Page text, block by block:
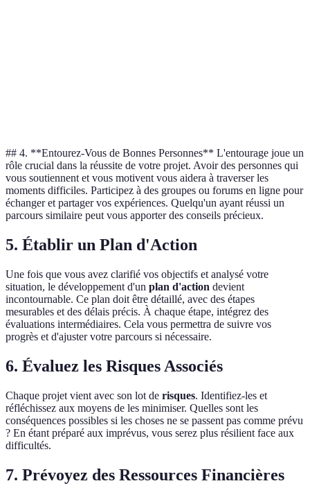
## 4. **Entourez-Vous de Bonnes Personnes** L'entourage joue un
rôle crucial dans la réussite de votre projet. Avoir des personnes qui
vous soutiennent et vous motivent vous aidera à traverser les
moments difficiles. Participez à des groupes ou forums en ligne pour
échanger et partager vos expériences. Quelqu'un ayant réussi un
parcours similaire peut vous apporter des conseils précieux.
5. Établir un Plan d'Action
Une fois que vous avez clarifié vos objectifs et analysé votre
situation, le développement d'un plan d'action devient
incontournable. Ce plan doit être détaillé, avec des étapes
mesurables et des délais précis. À chaque étape, intégrez des
évaluations intermédiaires. Cela vous permettra de suivre vos
progrès et d'ajuster votre parcours si nécessaire.
6. Évaluez les Risques Associés
Chaque projet vient avec son lot de risques. Identifiez-les et
réfléchissez aux moyens de les minimiser. Quelles sont les
conséquences possibles si les choses ne se passent pas comme prévu
? En étant préparé aux imprévus, vous serez plus résilient face aux
difficultés.
7. Prévoyez des Ressources Financières